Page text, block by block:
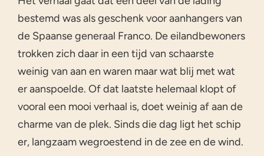
bestemd was als geschenk voor aanhangers van
de Spaanse generaal Franco. De eilandbewoners
trokken zich daar in een tijd van schaarste
weinig van aan en waren maar wat blij met wat
er aanspoelde. Of dat laatste helemaal klopt of
vooral een mooi verhaal is, doet weinig af aan de
charme van de plek. Sinds die dag ligt het schip
er, langzaam wegroestend in de zee en de wind.